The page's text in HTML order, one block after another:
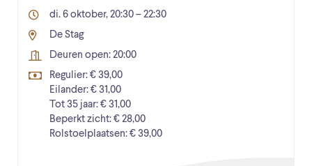
di. 6 oktober, 20:30 – 22:30
De Stag
Deuren open: 20:00
Regulier: € 39,00
Eilander: € 31,00
Tot 35 jaar: € 31,00
Beperkt zicht: € 28,00
Rolstoelplaatsen: € 39,00